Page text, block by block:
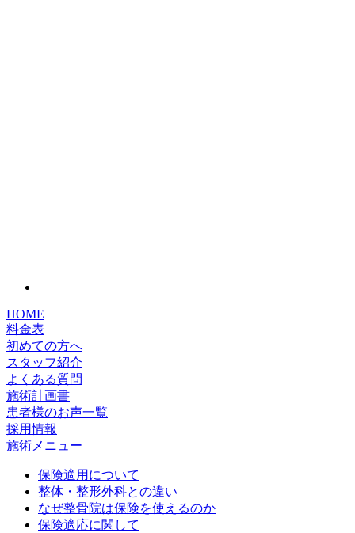
HOME
料金表
初めての方へ
スタッフ紹介
よくある質問
施術計画書
患者様のお声一覧
採用情報
施術メニュー
保険適用について
整体・整形外科との違い
なぜ整骨院は保険を使えるのか
保険適応に関して